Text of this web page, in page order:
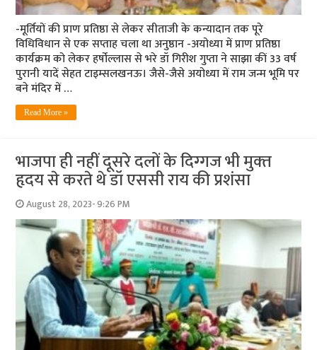
-मूर्तियों की प्राण प्रतिष्ठा से लेकर सीताजी के कन्यादान तक पूरे
विधिविधान से एक सप्ताह चला था अनुष्ठान -अयोध्या में प्राण प्रतिष्ठा
कार्यक्रम को लेकर हर्षोल्लास से भरे डॉ गिरीश गुप्ता ने साझा कीं 33 वर्ष
पुरानी यादें सेहत टाइम्सलखनऊ। जैसे-जैसे अयोध्या में राम जन्म भूमि पर
बने मंदिर में …
Read More »
भाजपा ही नहीं दूसरे दलों के दिग्‍गज भी मुक्‍त
हृदय से करते थे डॉ एससी राय की प्रशंसा
August 28, 2023- 9:26 PM